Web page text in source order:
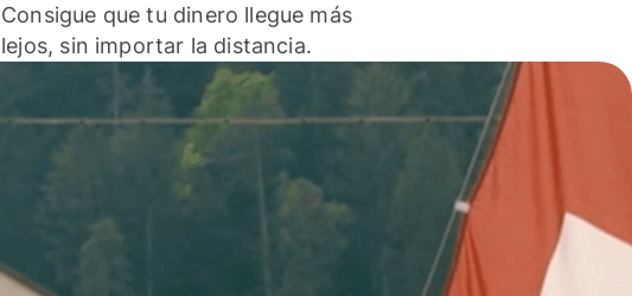
Consigue que tu dinero llegue más
lejos, sin importar la distancia.